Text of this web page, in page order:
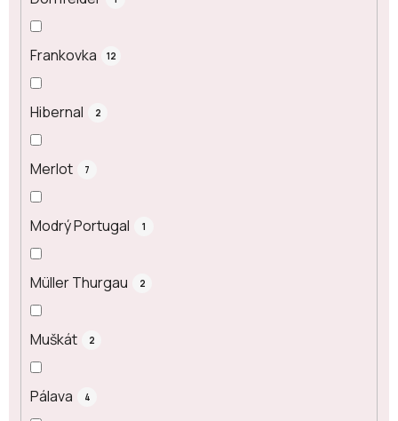
Frankovka 12
Hibernal 2
Merlot 7
Modrý Portugal 1
Müller Thurgau 2
Muškát 2
Pálava 4